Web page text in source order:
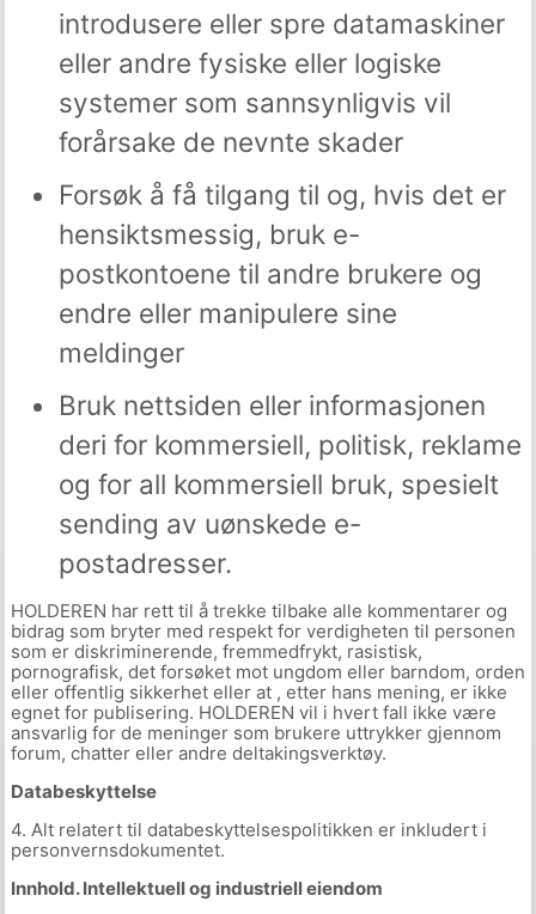
introdusere eller spre datamaskiner
eller andre fysiske eller logiske
systemer som sannsynligvis vil
forårsake de nevnte skader
Forsøk å få tilgang til og, hvis det er
hensiktsmessig, bruk e-
postkontoene til andre brukere og
endre eller manipulere sine
meldinger
Bruk nettsiden eller informasjonen
deri for kommersiell, politisk, reklame
og for all kommersiell bruk, spesielt
sending av uønskede e-
postadresser.
HOLDEREN har rett til å trekke tilbake alle kommentarer og
bidrag som bryter med respekt for verdigheten til personen
som er diskriminerende, fremmedfrykt, rasistisk,
pornografisk, det forsøket mot ungdom eller barndom, orden
eller offentlig sikkerhet eller at , etter hans mening, er ikke
egnet for publisering. HOLDEREN vil i hvert fall ikke være
ansvarlig for de meninger som brukere uttrykker gjennom
forum, chatter eller andre deltakingsverktøy.
Databeskyttelse
4. Alt relatert til databeskyttelsespolitikken er inkludert i
personvernsdokumentet.
Innhold. Intellektuell og industriell eiendom